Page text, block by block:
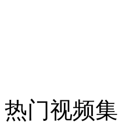
热门视频集